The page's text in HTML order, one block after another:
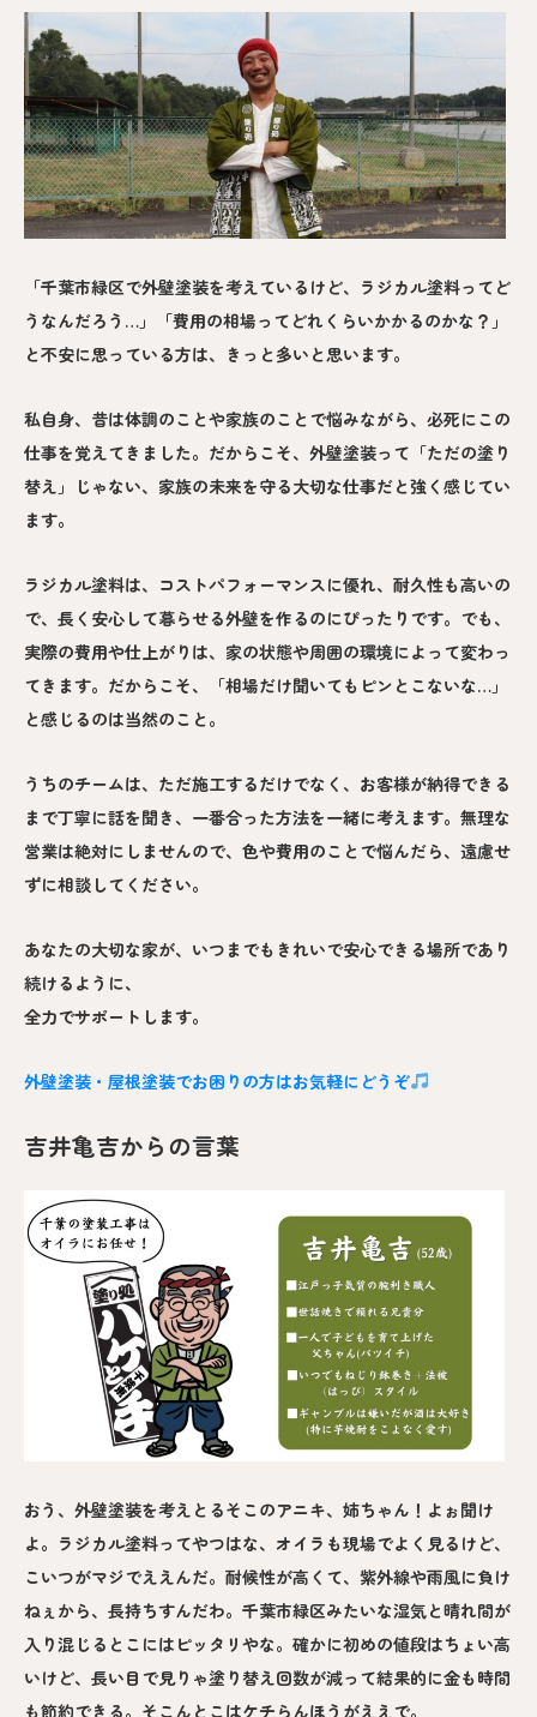
「千葉市緑区で外壁塗装を考えているけど、ラジカル塗料ってど
うなんだろう…」「費用の相場ってどれくらいかかるのかな？」
と不安に思っている方は、きっと多いと思います。
私自身、昔は体調のことや家族のことで悩みながら、必死にこの
仕事を覚えてきました。だからこそ、外壁塗装って「ただの塗り
替え」じゃない、家族の未来を守る大切な仕事だと強く感じてい
ます。
ラジカル塗料は、コストパフォーマンスに優れ、耐久性も高いの
で、長く安心して暮らせる外壁を作るのにぴったりです。でも、
実際の費用や仕上がりは、家の状態や周囲の環境によって変わっ
てきます。だからこそ、「相場だけ聞いてもピンとこないな…」
と感じるのは当然のこと。
うちのチームは、ただ施工するだけでなく、お客様が納得できる
まで丁寧に話を聞き、一番合った方法を一緒に考えます。無理な
営業は絶対にしませんので、色や費用のことで悩んだら、遠慮せ
ずに相談してください。
あなたの大切な家が、いつまでもきれいで安心できる場所であり
続けるように、
全力でサポートします。
外壁塗装・屋根塗装でお困りの方はお気軽にどうぞ
吉井亀吉からの言葉
おう、外壁塗装を考えとるそこのアニキ、姉ちゃん！よぉ聞け
よ。ラジカル塗料ってやつはな、オイラも現場でよく見るけど、
こいつがマジでええんだ。耐候性が高くて、紫外線や雨風に負け
ねぇから、長持ちすんだわ。千葉市緑区みたいな湿気と晴れ間が
入り混じるとこにはピッタリやな。確かに初めの値段はちょい高
いけど、長い目で見りゃ塗り替え回数が減って結果的に金も時間
も節約できる。そこんとこはケチらんほうがええで。